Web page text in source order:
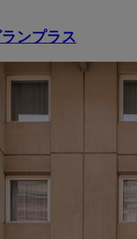
ンプラス